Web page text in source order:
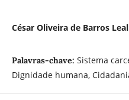
César Oliveira de Barros Leal
Palavras-chave: Sistema
Dignidade humana,